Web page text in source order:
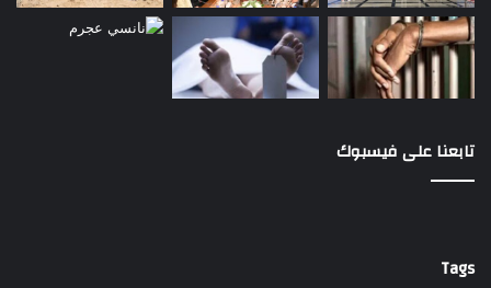
تابعنا على فيسبوك
Tags